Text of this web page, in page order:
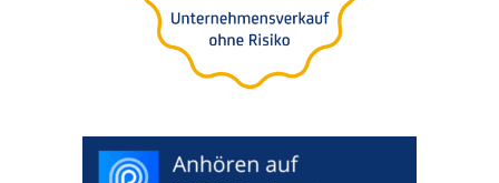
bewertung für Käufer
oder Verkäufer
WUNSCHTERMIN AUSWÄHLEN >